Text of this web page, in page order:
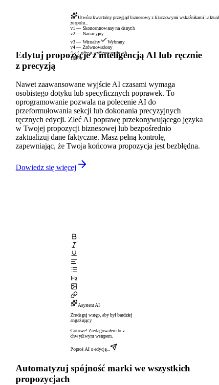
Utwórz kwartalny przegląd biznesowy z kluczowymi wskaźnikami i
zespołu...
v1 — Skoncentrowany na danych
v2 — Narracyjny
v3 — Wizualny Wybrany
v4 — Zrównoważony
4 z 4 wersji wygenerowanych
100%
Edytuj propozycje z inteligencją AI lub ręcznie
z precyzją
Nawet zaawansowane wyjście AI czasami wymaga
osobistego dotyku lub specyficznych poprawek. To
oprogramowanie pozwala na polecenie AI do
przeformułowania sekcji lub dokonania precyzyjnych
ręcznych edycji. Zleć AI poprawę przekonywującego języka
w Twojej propozycji biznesowej lub bezpośrednio
zaktualizuj dane faktyczne. Masz pełną kontrolę,
zapewniając, że Twoja końcowa propozycja jest bezbłędna.
Dowiedz się więcej
Asystent AI
Zredaguj wstęp, aby był bardziej
angażujący
Gotowe! Zredagowałem to z
chwytliwym wstępem.
Poproś AI o edycję...
Automatyzuj spójność marki we wszystkich
propozycjach